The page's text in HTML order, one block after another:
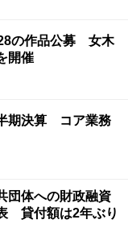
の作品公募 女木
開催
期決算 コア業務
団体への財政融資
貸付額は2年ぶり